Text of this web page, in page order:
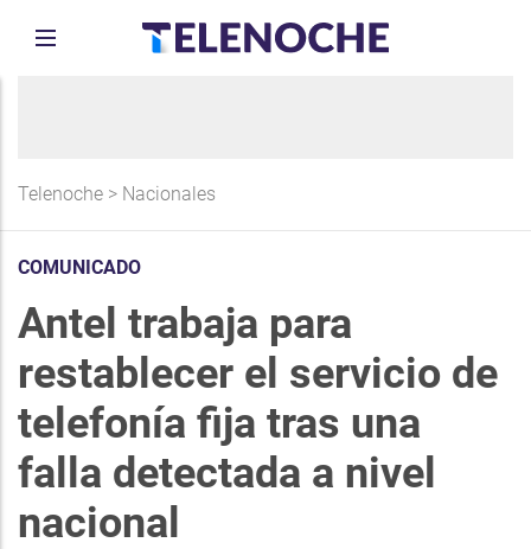
Telenoche > Nacionales
COMUNICADO
Antel trabaja para
restablecer el servicio de
telefonía fija tras una
falla detectada a nivel
nacional